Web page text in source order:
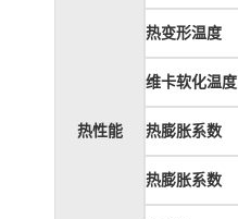
热性能
热变形温度
维卡软化温度
热膨胀系数
热膨胀系数